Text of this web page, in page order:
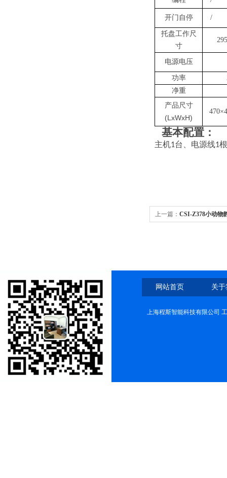
开门自停 /
托盘工作尺
寸
电源电压
功率
净重
产品尺寸
(LxWxH)
基本配置：
主机1台、电源线1
上一篇： CSI-Z378小动物
网站首页 关
上海程斯智能科技有限公司